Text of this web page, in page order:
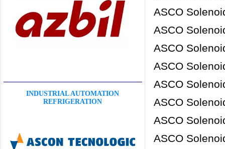
INDUSTRIAL AUTOMATION
REFRIGERATION
ASCO
ASCO
ASCO
ASCO
ASCO
ASCO
ASCO
ASCO